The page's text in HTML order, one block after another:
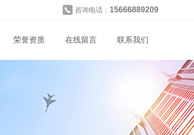
咨询电话： 15666889209
荣誉资质 在线留言 联系我们